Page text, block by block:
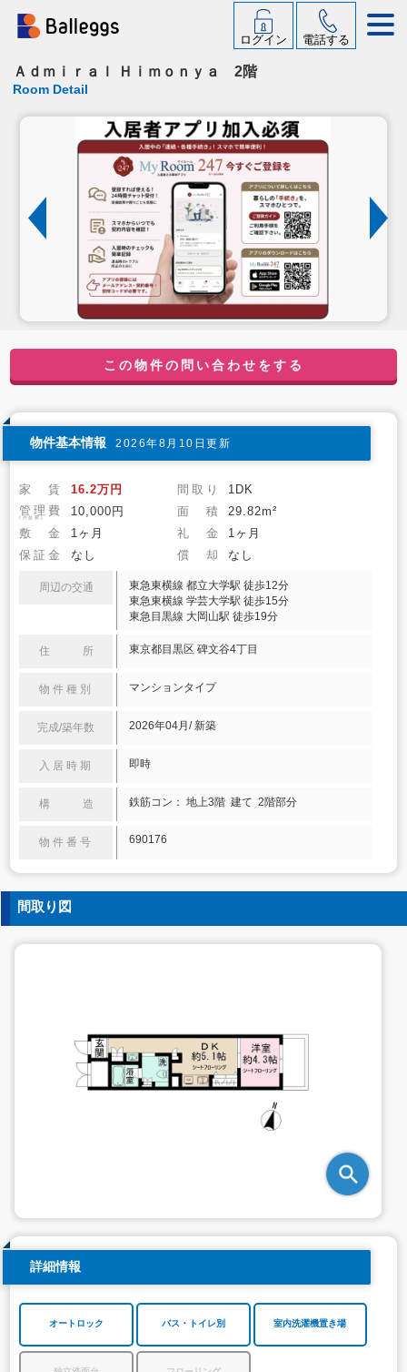
ログイン 電話する
Ａｄｍｉｒａｌ Ｈｉｍｏｎｙａ 2階
Room Detail
この物件の問い合わせをする
物件基本情報 2026年8月10日更新
家 賃 16.2万円 間取り
1DK
管理費
(共益費) 10,000円 面 積
29.82m²
敷 金
1ヶ月 礼 金
1ヶ月
保証金
なし 償 却 なし
周辺の交通
東急東横線 都立大学駅 徒歩12分
東急東横線 学芸大学駅 徒歩15分
東急目黒線 大岡山駅 徒歩19分
住 所 東京都目黒区 碑文谷4丁目
物件種別 マンションタイプ
完成/築年数 2026年04月/ 新築
入居時期 即時
構 造 鉄筋コン： 地上3階 建て 2階部分
物件番号 690176
間取り図
詳細情報
オートロック バス・トイレ別 室内洗濯機置き場